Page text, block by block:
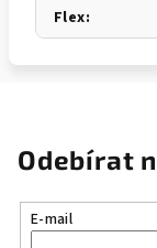
Flex:
Odebírat
E-mail